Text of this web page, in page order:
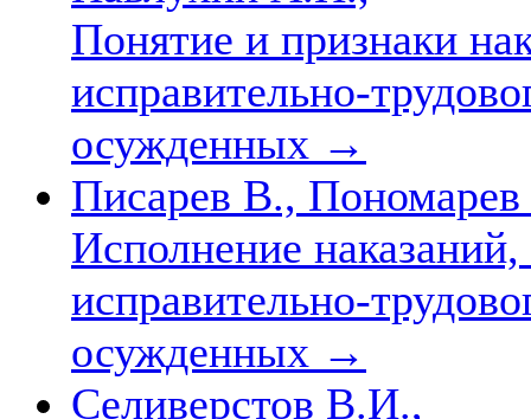
Понятие и признаки
исправительно-
осужденных →
Писарев В.,
Исполнение
исправительно-
осужденных →
Селиверстов В.И.,